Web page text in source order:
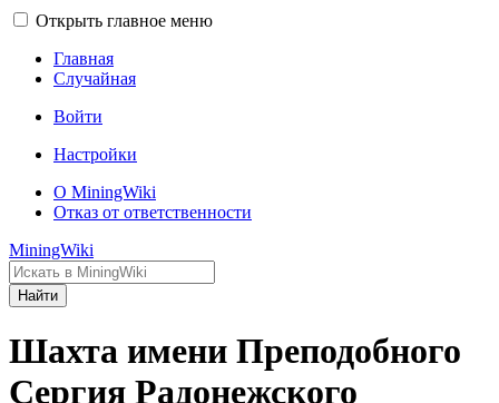
Открыть главное меню
Главная
Случайная
Войти
Настройки
О MiningWiki
Отказ от ответственности
MiningWiki
Найти
Шахта имени Преподобного
Сергия Радонежского